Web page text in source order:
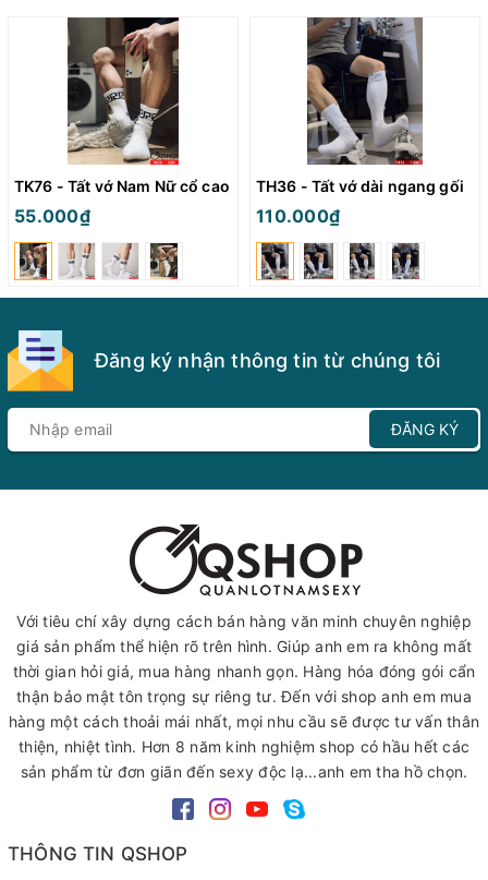
TK76 - Tất vớ Nam Nữ cổ cao
55.000₫
TH36 - Tất vớ dài ngang gối
110.000₫
Đăng ký nhận thông tin từ chúng tôi
ĐĂNG KÝ
Với tiêu chí xây dựng cách bán hàng văn minh chuyên nghiệp
giá sản phẩm thể hiện rõ trên hình. Giúp anh em ra không mất
thời gian hỏi giá, mua hàng nhanh gọn. Hàng hóa đóng gói cẩn
thận bảo mật tôn trọng sự riêng tư. Đến với shop anh em mua
hàng một cách thoải mái nhất, mọi nhu cầu sẽ được tư vấn thân
thiện, nhiệt tình. Hơn 8 năm kinh nghiệm shop có hầu hết các
sản phẩm từ đơn giãn đến sexy độc lạ...anh em tha hồ chọn.
THÔNG TIN QSHOP